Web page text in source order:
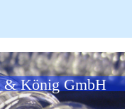
& König GmbH